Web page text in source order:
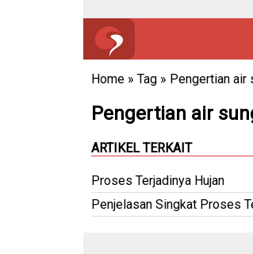
Home » Tag » Pengertian air
Pengertian air
ARTIKEL TERKAIT
Proses Terjadinya Hujan
Penjelasan Singkat Proses